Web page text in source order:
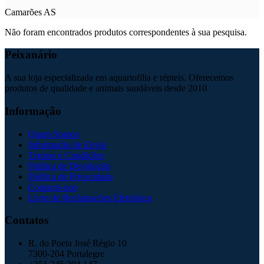
Camarões AS
Não foram encontrados produtos correspondentes à sua pesquisa.
Peixanário
A sua loja especializada em aquariofilia e répteis. Oferecemos
produtos de qualidade e animais saudáveis desde 2010.
Informação
Quem Somos
Informação de Envio
Termos e Condições
Política de Devolução
Política de Privacidade
Contacte-nos
Livro de Reclamações Eletrónico
Contatos
R. do Poeta José Régio 10
7300-204 Portalegre